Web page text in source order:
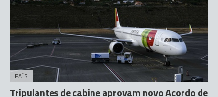
PAÍS
Tripulantes de cabine aprovam novo Acordo de